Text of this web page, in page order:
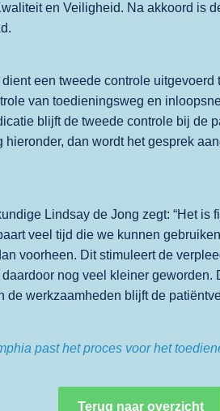
en Veiligheid. Na akkoord is
een tweede controle
van toedieningsweg en
blijft de tweede controle bij de
dan wordt het gesprek
Lindsay de Jong zegt: “Het
veel tijd die we kunnen
voorheen. Dit stimuleert de
nog veel kleiner
werkzaamheden blijft de
past het proces voor het
Terug naar overzicht